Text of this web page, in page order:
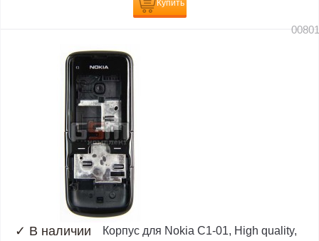
Купить
✓ В наличии
Корпус для Nokia C1-01, High quality,